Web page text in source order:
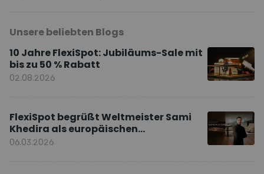
Unsere beliebten Blogs
10 Jahre FlexiSpot: Jubiläums-Sale mit
bis zu 50 % Rabatt
02.08.2026
FlexiSpot begrüßt Weltmeister Sami
Khedira als europäischen
Markenbotschafter
06.03.2026